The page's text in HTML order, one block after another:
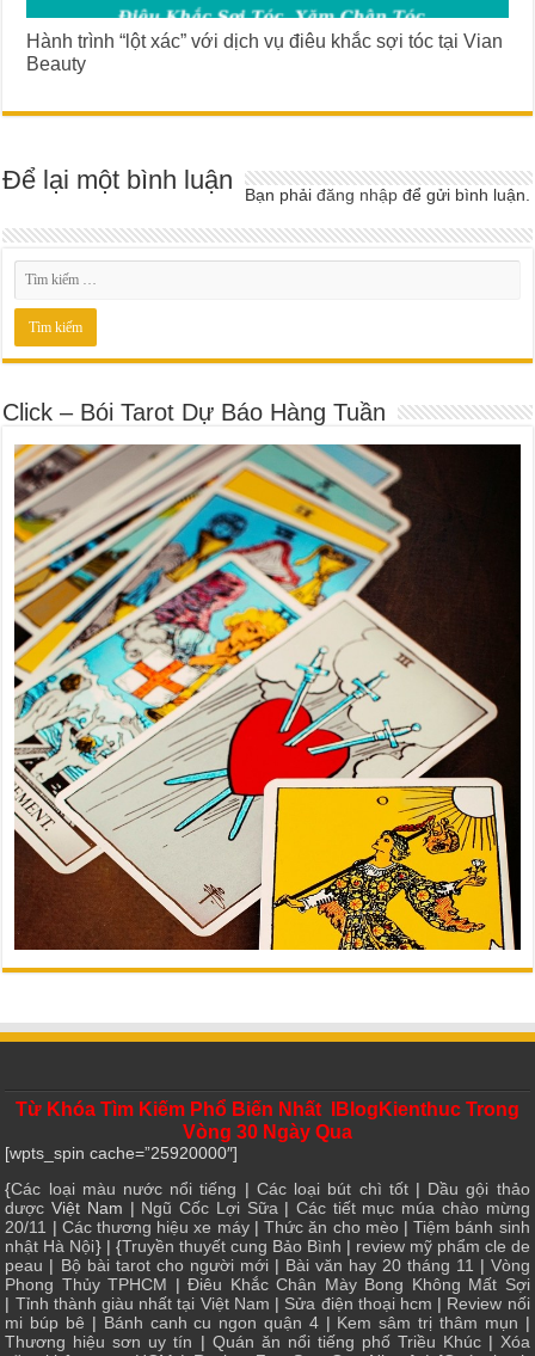
Hành trình “lột xác” với dịch vụ điêu khắc sợi tóc tại Vian
Beauty
Để lại một bình luận Bạn phảiđăng nhập để gửi bình luận.
Click – Bói Tarot Dự Báo Hàng Tuần
Từ Khóa Tìm Kiếm Phổ Biến Nhất IBlogKienthuc Trong
Vòng 30 Ngày Qua
[wpts_spin cache=”25920000″]
{Các loại màu nước nổi tiếng | Các loại bút chì tốt| Dầu gội thảo
dược Việt Nam | Ngũ Cốc Lợi Sữa| Các tiết mục múa chào mừng
20/11 | Các thương hiệu xe máy|Thức ăn cho mèo|Tiệm bánh sinh
nhật Hà Nội} | {Truyền thuyết cung Bảo Bình | review mỹ phẩm cle de
peau | Bộ bài tarot cho người mới| Bài văn hay 20 tháng 11 | Vòng
Phong Thủy TPHCM |Điêu Khắc Chân Mày Bong Không Mất Sợi
| Tỉnh thành giàu nhất tại Việt Nam | Sửa điện thoại hcm | Review nối
mi búp bê | Bánh canh cu ngon quận 4| Kem sâm trị thâm mụn |
Thương hiệu sơn uy tín | Quán ăn nổi tiếng phố Triều Khúc| Xóa